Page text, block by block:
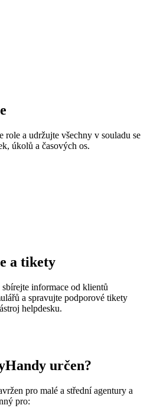
role a udržujte všechny v souladu se
úkolů a časových os.
a tikety
informace od klientů
a spravujte podporové tikety
helpdesku.
určen?
pro malé a střední agentury a
pro: